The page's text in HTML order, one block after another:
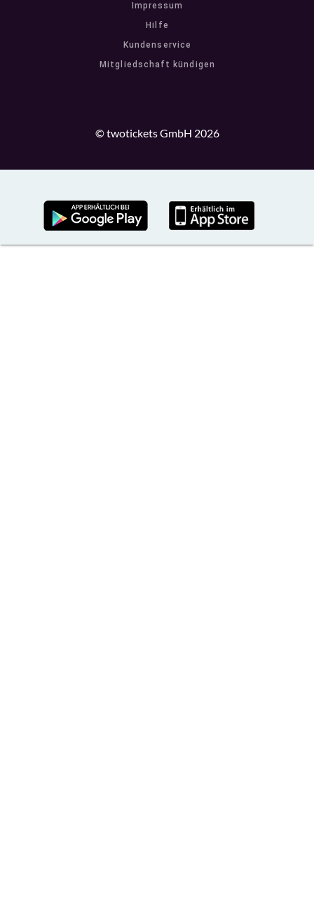
Impressum
Hilfe
Kundenservice
Mitgliedschaft kündigen
© twotickets GmbH 2026